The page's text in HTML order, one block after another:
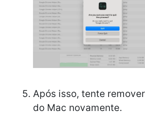
Após isso, tente
do Mac novamente.